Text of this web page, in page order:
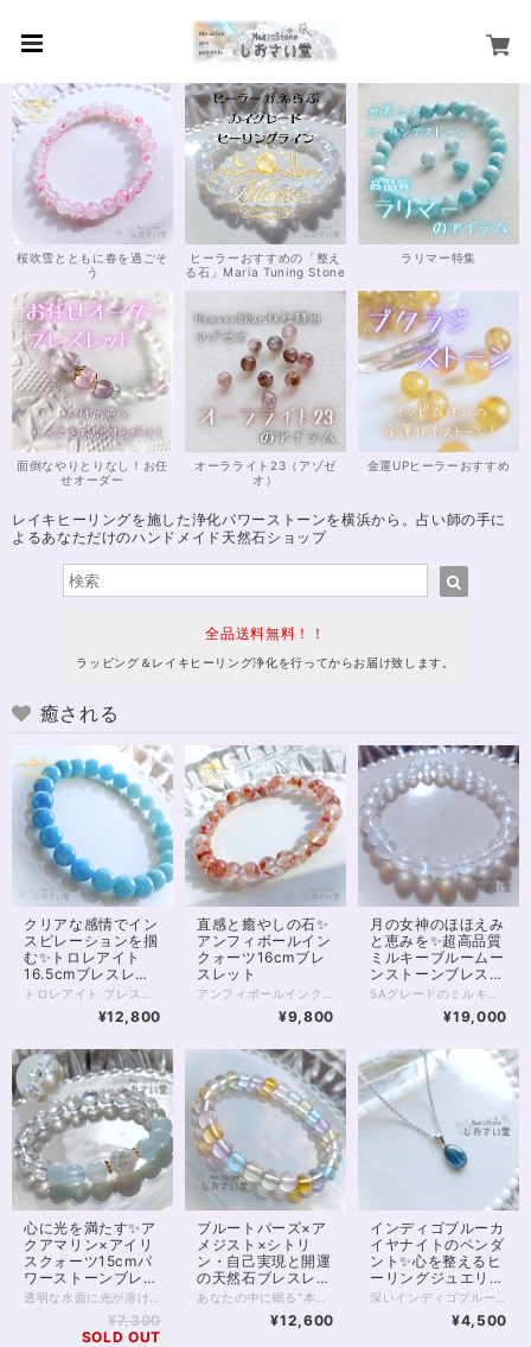
桜吹雪とともに春を過ごそ
う
ヒーラーおすすめの「整え
る石」Maria Tuning Stone
ラリマー特集
面倒なやりとりなし！お任
せオーダー
オーラライト23（アゾゼ
オ）
金運UPヒーラーおすすめ
レイキヒーリングを施した浄化パワーストーンを横浜から。占い師の手に
よるあなただけのハンドメイド天然石ショップ
全品送料無料！！
ラッピング＆レイキヒーリング浄化を行ってからお届け致します。
癒される
クリアな感情でイン
スピレーションを掴
む✨トロレアイト
16.5cmブレスレッ
ト
¥12,800
直感と癒やしの石✨
アンフィボールイン
クォーツ16cmブレ
スレット
¥9,800
月の女神のほほえみ
と恵みを✨超高品質
ミルキーブルームー
ンストーンブレスレ
ット16.5cm
¥19,000
心に光を満たす✨ア
クアマリン×アイリ
スクォーツ15cmパ
ワーストーンブレス
レット
¥7,300
SOLD OUT
ブルートパーズ×ア
メジスト×シトリ
ン・自己実現と開運
の天然石ブレスレッ
ト✨16cm
¥12,600
インディゴブルーカ
イヤナイトのペンダ
ント✨心を整えるヒ
ーリングジュエリ
ー・直感を高める／
スチェーン40cm・
¥4,500